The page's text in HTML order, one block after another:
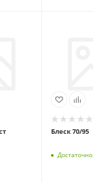
Блеск 70/95
Достаточно